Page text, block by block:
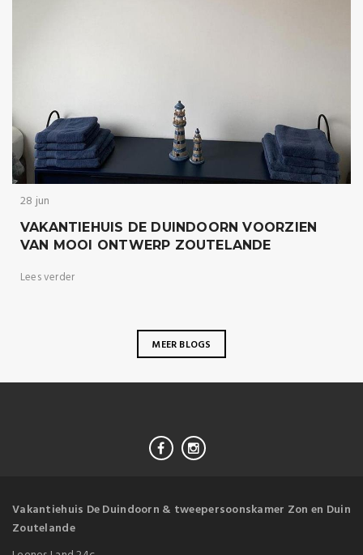
28 jun
VAKANTIEHUIS DE DUINDOORN VOORZIEN
VAN MOOI ONTWERP ZOUTELANDE
Lees verder
MEER BLOGS
Vakantiehuis De Duindoorn & tweepersoonskamer Zon en Duin
Zoutelande